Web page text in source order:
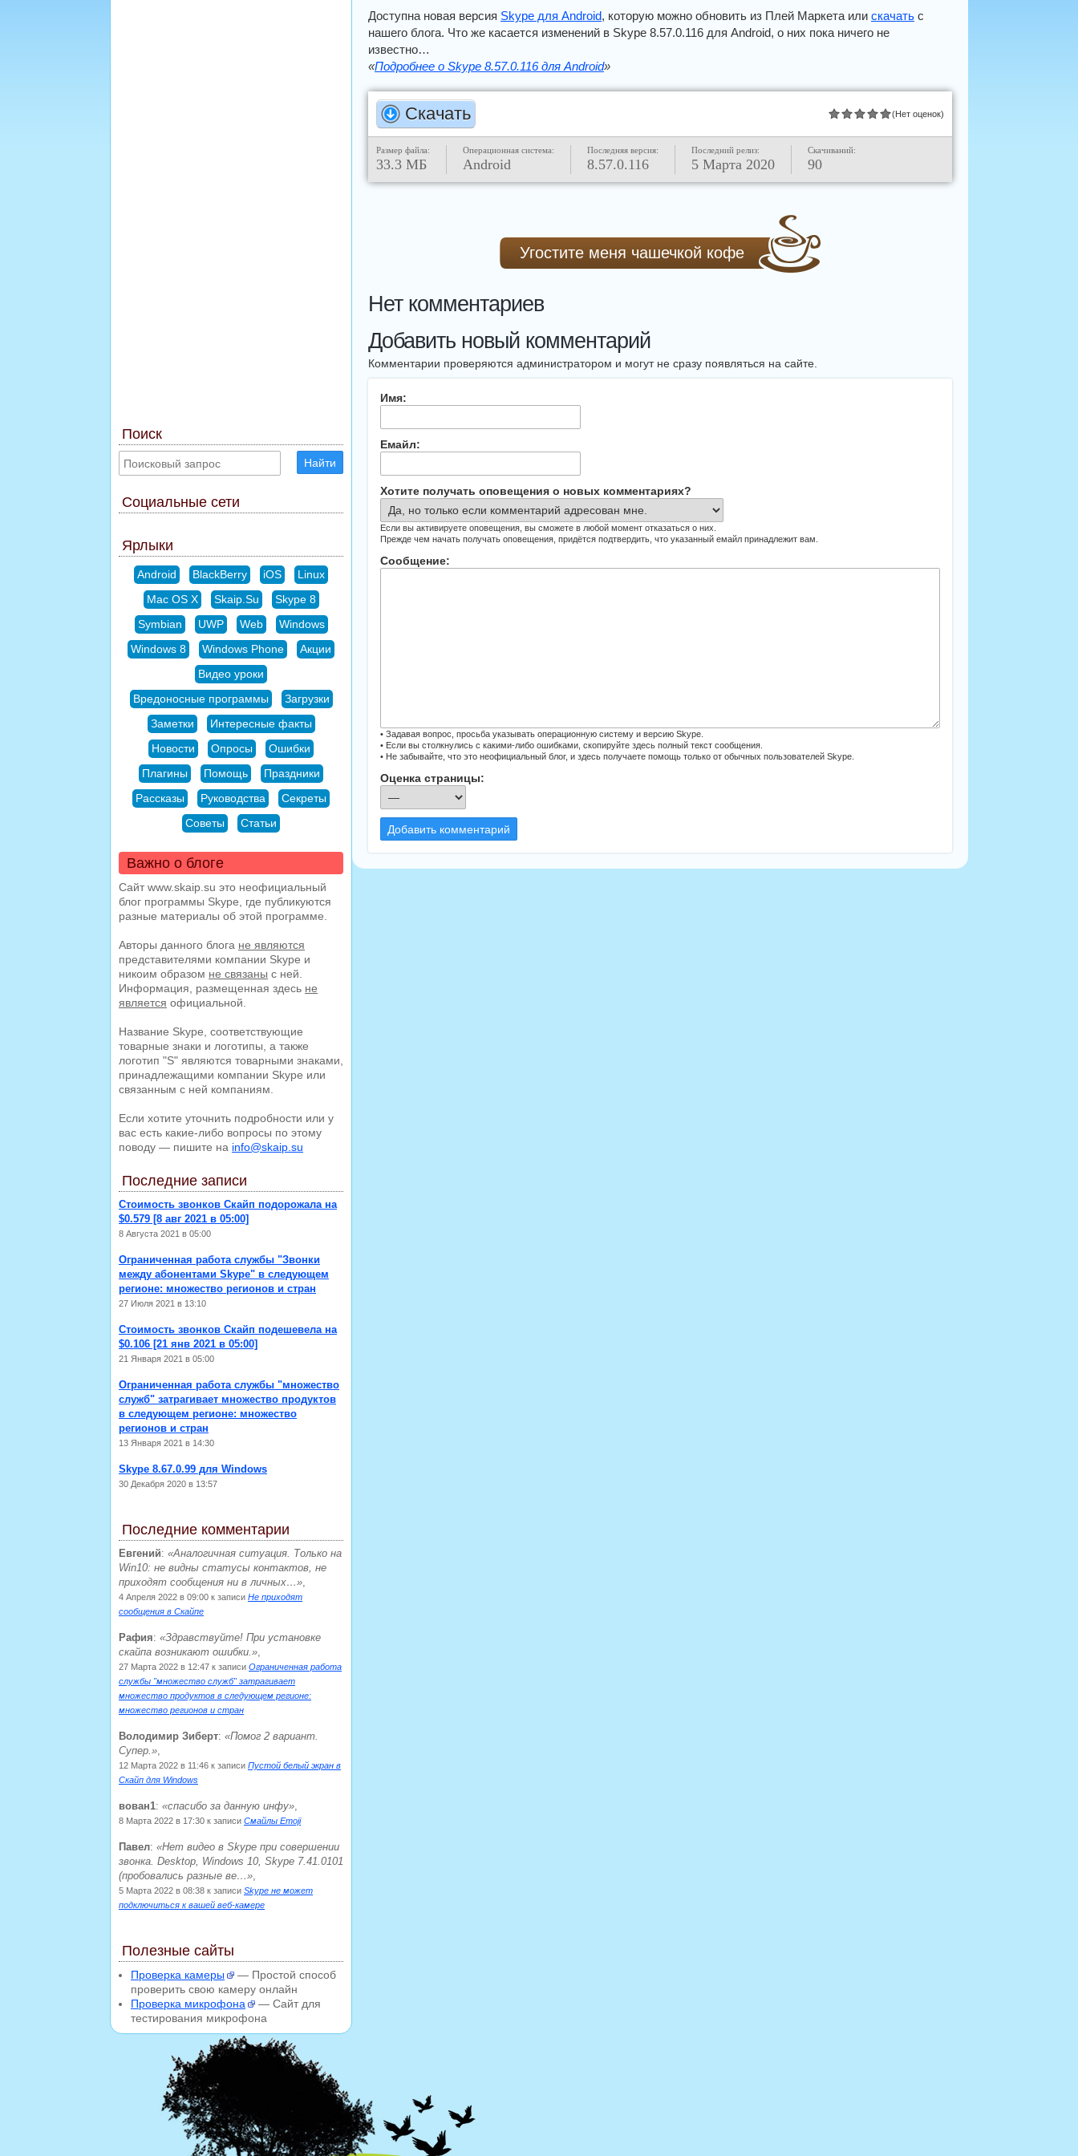
Доступна новая версия Skype для Android, которую можно обновить из Плей Маркета или скачать с
нашего блога. Что же касается изменений в Skype 8.57.0.116 для Android, о них пока ничего не
известно…
«Подробнее о Skype 8.57.0.116 для Android»
Скачать (Нет оценок)
Размер файла:
33.3 МБ
Операционная система:
Android
Последняя версия:
8.57.0.116
Последний релиз:
5 Марта 2020
Скачиваний:
90
Угостите меня чашечкой кофе
Нет комментариев
Добавить новый комментарий
Комментарии проверяются администратором и могут не сразу появляться на сайте.
Имя:
Емайл:
Хотите получать оповещения о новых комментариях?
Если вы активируете оповещения, вы сможете в любой момент отказаться о них.
Прежде чем начать получать оповещения, придётся подтвердить, что указанный емайл принадлежит вам.
Сообщение:
• Задавая вопрос, просьба указывать операционную систему и версию Skype.
• Если вы столкнулись с какими-либо ошибками, скопируйте здесь полный текст сообщения.
• Не забывайте, что это неофициальный блог, и здесь получаете помощь только от обычных пользователей Skype.
Оценка страницы:
Добавить комментарий
Поиск
Найти
Социальные сети
Ярлыки
Android BlackBerry iOS
Linux
Mac OS X
Skaip.Su
Skype 8
Symbian
UWP Web
Windows
Windows 8
Windows Phone
Акции
Видео уроки
Вредоносные программы
Загрузки
Заметки
Интересные факты
Новости
Опросы
Ошибки
Плагины
Помощь
Праздники
Рассказы
Руководства
Секреты
Советы
Статьи
Важно о блоге
Сайт www.skaip.su это неофициальный
блог программы Skype, где публикуются
разные материалы об этой программе.
Авторы данного блога не являются
представителями компании Skype и
никоим образом не связаны с ней.
Информация, размещенная здесь не
является официальной.
Название Skype, соответствующие
товарные знаки и логотипы, а также
логотип "S" являются товарными знаками,
принадлежащими компании Skype или
связанным с ней компаниям.
Если хотите уточнить подробности или у
вас есть какие-либо вопросы по этому
поводу — пишите на info@skaip.su
Последние записи
Стоимость звонков Скайп подорожала на
$0.579 [8 авг 2021 в 05:00]
8 Августа 2021 в 05:00
Ограниченная работа службы "Звонки
между абонентами Skype" в следующем
регионе: множество регионов и стран
27 Июля 2021 в 13:10
Стоимость звонков Скайп подешевела на
$0.106 [21 янв 2021 в 05:00]
21 Января 2021 в 05:00
Ограниченная работа службы "множество
служб" затрагивает множество продуктов
в следующем регионе: множество
регионов и стран
13 Января 2021 в 14:30
Skype 8.67.0.99 для Windows
30 Декабря 2020 в 13:57
Последние комментарии
Евгений:
Аналогичная ситуация. Только на
Win10: не видны статусы контактов, не
приходят сообщения ни в личных…
,
4 Апреля 2022 в 09:00 к записи Не приходят
сообщения в Скайпе
Рафия:
Здравствуйте! При установке
скайпа возникают ошибки.
,
27 Марта 2022 в 12:47 к записи Ограниченная работа
службы "множество служб" затрагивает
множество продуктов в следующем регионе:
множество регионов и стран
Володимир Зиберт:
Помог 2 вариант.
Супер.
,
12 Марта 2022 в 11:46 к записи Пустой белый экран в
Скайп для Windows
вован1: спасибо за данную инфу ,
8 Марта 2022 в 17:30 к записи Смайлы Emoji
Павел:
Нет видео в Skype при совершении
звонка. Desktop, Windows 10, Skype 7.41.0101
(пробовались разные ве…
,
5 Марта 2022 в 08:38 к записи Skype не может
подключиться к вашей веб-камере
Полезные сайты
Проверка камеры
— Простой способ
проверить свою камеру онлайн
Проверка микрофона
— Сайт для
тестирования микрофона